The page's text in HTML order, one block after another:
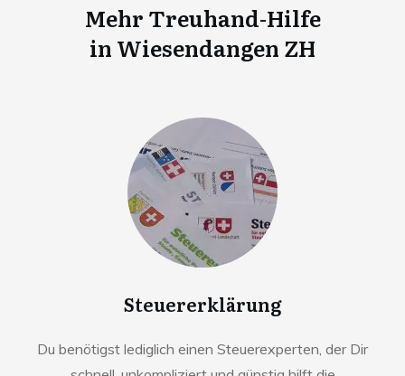
Mehr Treuhand-Hilfe
in Wiesendangen ZH
Steuererklärung
Du benötigst lediglich einen Steuerexperten, der Dir